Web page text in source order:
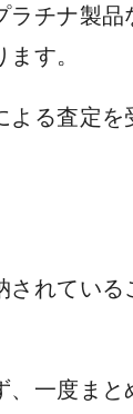
チナ製品
す。
る査定
れてい
、一度ま